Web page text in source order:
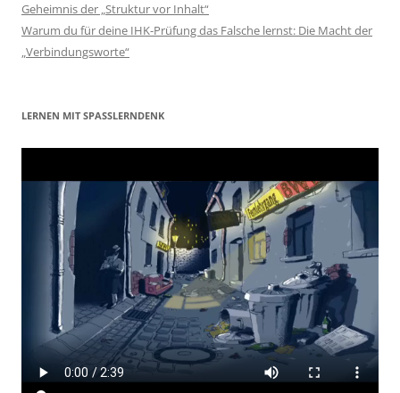
Geheimnis der „Struktur vor Inhalt“
Warum du für deine IHK-Prüfung das Falsche lernst: Die Macht der
„Verbindungsworte“
LERNEN MIT SPASSLERNDENK